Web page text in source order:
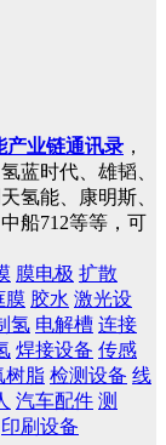
产业链通讯录 ，
蓝时代、雄韬、
氢能、康明斯、
船712等等，可
膜电极 扩散
膜 胶水 激光设
氢 电解槽 连接
焊接设备 传感
树脂 检测设备 线
汽车配件 测
印刷设备